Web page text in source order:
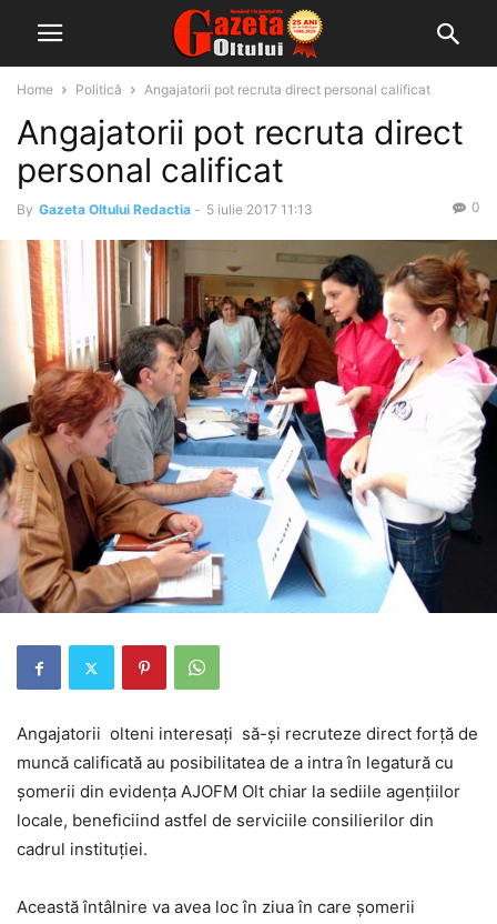
Home Politică Angajatorii pot recruta direct personal calificat
Angajatorii pot recruta direct
personal calificat
By Gazeta Oltului Redactia - 5 iulie 2017 11:13 0
Angajatorii olteni interesați să-și recruteze direct forță de
muncă calificată au posibilitatea de a intra în legatură cu
șomerii din evidența AJOFM Olt chiar la sediile agențiilor
locale, beneficiind astfel de serviciile consilierilor din
cadrul instituției.
Această întâlnire va avea loc în ziua în care șomerii